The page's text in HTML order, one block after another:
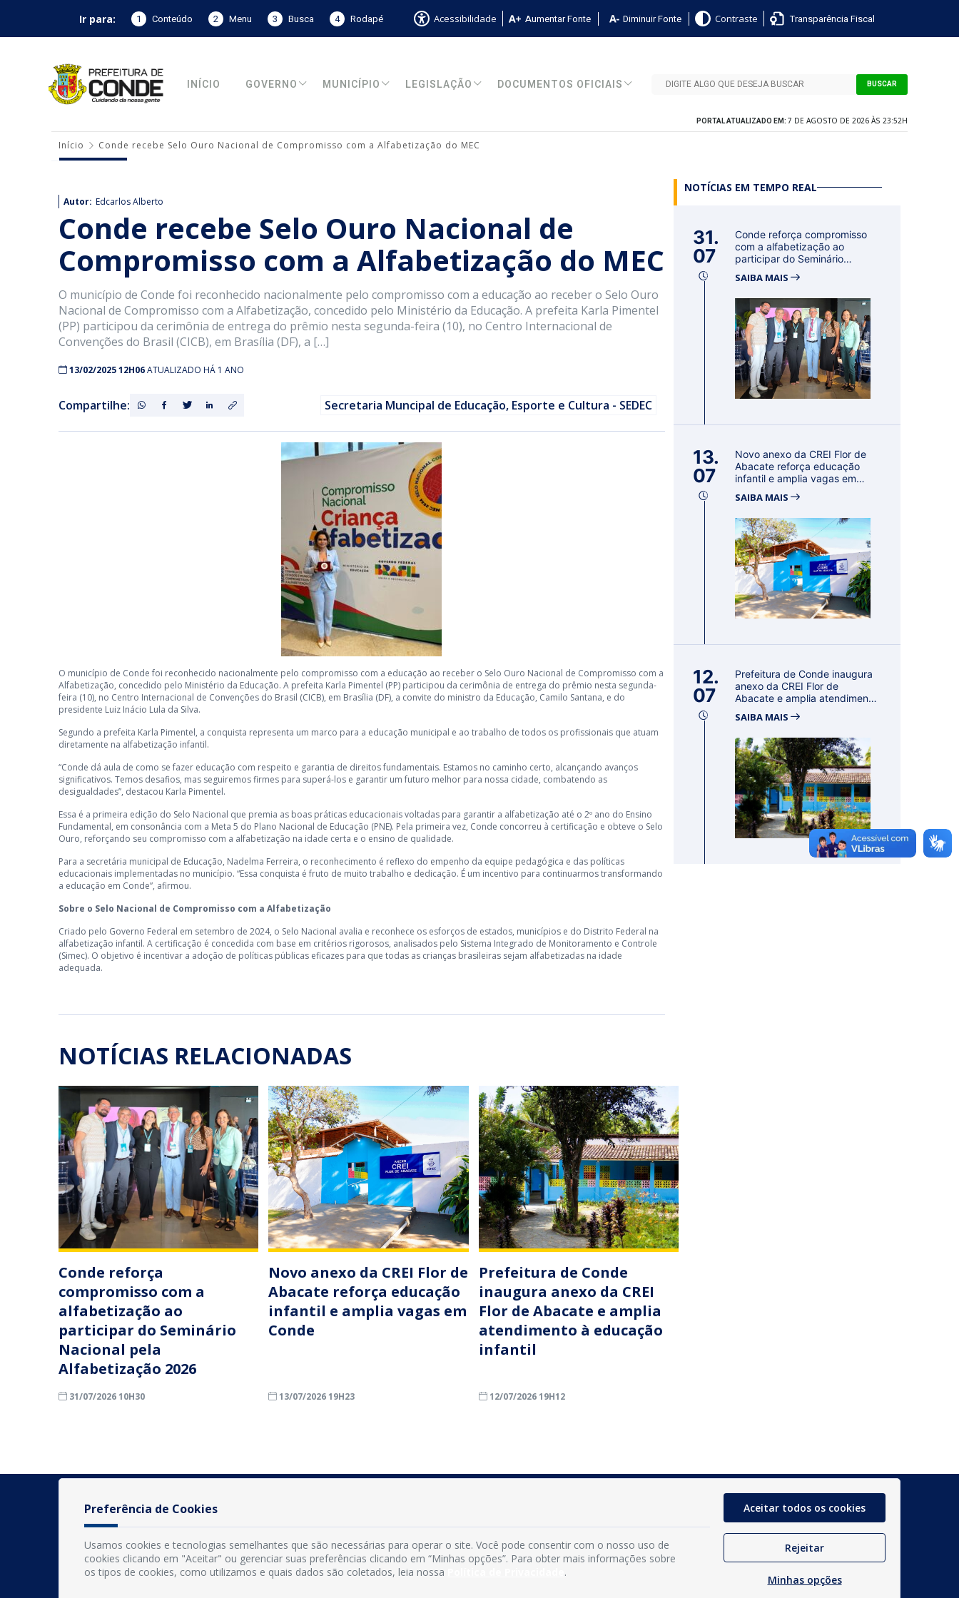
Ir para: 1 Conteúdo 2 Menu 3 Busca 4 Rodapé Acessibilidade Aumentar Fonte Diminuir Fonte Contraste Transparência Fiscal
INÍCIO GOVERNO MUNICÍPIO LEGISLAÇÃO DOCUMENTOS OFICIAIS BUSCAR
PORTAL ATUALIZADO EM: 7 DE AGOSTO DE 2026 ÀS 23:52H
Início Conde recebe Selo Ouro Nacional de Compromisso com a Alfabetização do MEC
Autor: Edcarlos Alberto
Conde recebe Selo Ouro Nacional de
Compromisso com a Alfabetização do MEC
O município de Conde foi reconhecido nacionalmente pelo compromisso com a educação ao receber o Selo Ouro
Nacional de Compromisso com a Alfabetização, concedido pelo Ministério da Educação. A prefeita Karla Pimentel
(PP) participou da cerimônia de entrega do prêmio nesta segunda-feira (10), no Centro Internacional de
Convenções do Brasil (CICB), em Brasília (DF), a […]
13/02/2025 12H06ATUALIZADO HÁ 1 ANO
Compartilhe: Secretaria Muncipal de Educação, Esporte e Cultura - SEDEC
O município de Conde foi reconhecido nacionalmente pelo compromisso com a educação ao receber o Selo Ouro Nacional de Compromisso com a
Alfabetização, concedido pelo Ministério da Educação. A prefeita Karla Pimentel (PP) participou da cerimônia de entrega do prêmio nesta segunda-
feira (10), no Centro Internacional de Convenções do Brasil (CICB), em Brasília (DF), a convite do ministro da Educação, Camilo Santana, e do
presidente Luiz Inácio Lula da Silva.
Segundo a prefeita Karla Pimentel, a conquista representa um marco para a educação municipal e ao trabalho de todos os profissionais que atuam
diretamente na alfabetização infantil.
“Conde dá aula de como se fazer educação com respeito e garantia de direitos fundamentais. Estamos no caminho certo, alcançando avanços
significativos. Temos desafios, mas seguiremos firmes para superá-los e garantir um futuro melhor para nossa cidade, combatendo as
desigualdades”, destacou Karla Pimentel.
Essa é a primeira edição do Selo Nacional que premia as boas práticas educacionais voltadas para garantir a alfabetização até o 2º ano do Ensino
Fundamental, em consonância com a Meta 5 do Plano Nacional de Educação (PNE). Pela primeira vez, Conde concorreu à certificação e obteve o Selo
Ouro, reforçando seu compromisso com a alfabetização na idade certa e o ensino de qualidade.
Para a secretária municipal de Educação, Nadelma Ferreira, o reconhecimento é reflexo do empenho da equipe pedagógica e das políticas
educacionais implementadas no município. “Essa conquista é fruto de muito trabalho e dedicação. É um incentivo para continuarmos transformando
a educação em Conde”, afirmou.
Sobre o Selo Nacional de Compromisso com a Alfabetização
Criado pelo Governo Federal em setembro de 2024, o Selo Nacional avalia e reconhece os esforços de estados, municípios e do Distrito Federal na
alfabetização infantil. A certificação é concedida com base em critérios rigorosos, analisados pelo Sistema Integrado de Monitoramento e Controle
(Simec). O objetivo é incentivar a adoção de políticas públicas eficazes para que todas as crianças brasileiras sejam alfabetizadas na idade
adequada.
NOTÍCIAS RELACIONADAS
Conde reforça
compromisso com a
alfabetização ao
participar do Seminário
Nacional pela
Alfabetização 2026
31/07/2026 10H30
Novo anexo da CREI Flor de
Abacate reforça educação
infantil e amplia vagas em
Conde
13/07/2026 19H23
Prefeitura de Conde
inaugura anexo da CREI
Flor de Abacate e amplia
atendimento à educação
infantil
12/07/2026 19H12
NOTÍCIAS EM TEMPO REAL
31.
07
Conde reforça compromisso
com a alfabetização ao
participar do Seminário
SAIBA MAIS
13.
07
Novo anexo da CREI Flor de
Abacate reforça educação
infantil e amplia vagas em
SAIBA MAIS
12.
07
Prefeitura de Conde inaugura
anexo da CREI Flor de
Abacate e amplia atendimento
SAIBA MAIS
Município de Conde - PB
CNPJ: 08.916.645/0001-80
LOC RODOVIA PB 018, SN, Centro, Conde, PB, 58322-000
Mapa do Site
Perguntas Frequentes
Manual de Navegação
Preferência de Cookies
Usamos cookies e tecnologias semelhantes que são necessárias para operar o site. Você pode consentir com o nosso uso de
cookies clicando em "Aceitar" ou gerenciar suas preferências clicando em “Minhas opções”. Para obter mais informações sobre
os tipos de cookies, como utilizamos e quais dados são coletados, leia nossa
.
Aceitar todos os cookies
Rejeitar
Minhas opções